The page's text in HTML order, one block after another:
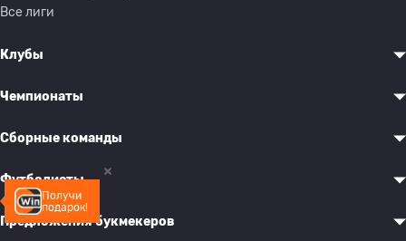
Получи
подарок!
Все лиги
Клубы
Чемпионаты
Сборные команды
Футболисты
Предложения букмекеров